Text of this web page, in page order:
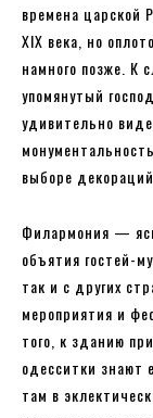
времена царской
XIX века, но
намного позже. К
упомянутый
удивительно
выборе декораций.
Филармония —
объятия гостей-
так и с других
мероприятия и
того, к зданию
одесситки знают
там в